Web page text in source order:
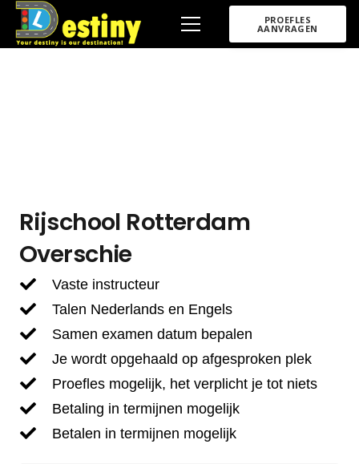
PROEFLES
AANVRAGEN
Rijschool Rotterdam
Overschie
Vaste instructeur
Talen Nederlands en Engels
Samen examen datum bepalen
Je wordt opgehaald op afgesproken plek
Proefles mogelijk, het verplicht je tot niets
Betaling in termijnen mogelijk
Betalen in termijnen mogelijk